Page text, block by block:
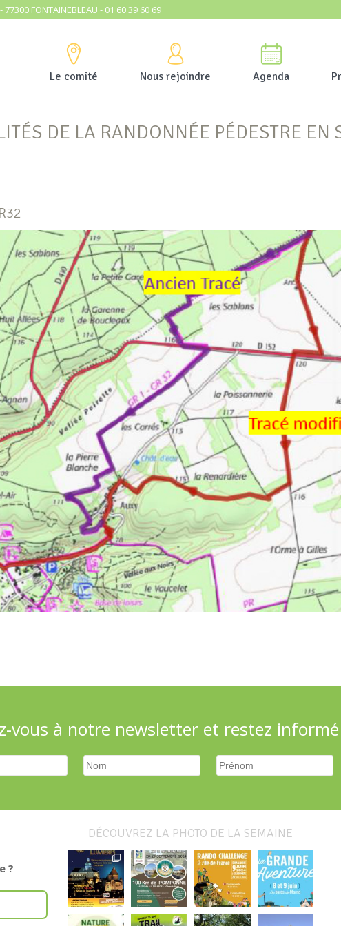
FONTAINEBLEAU - 01 60 39 60 69
Le comité Nous rejoindre Agenda
DE LA RANDONNÉE PÉDESTRE EN
vous à notre newsletter et restez
?
DÉCOUVREZ LA PHOTO DE LA SEMAINE